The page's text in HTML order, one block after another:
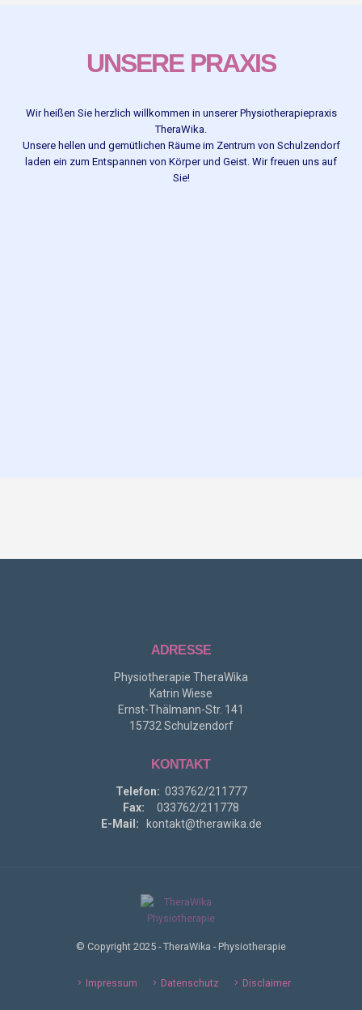
UNSERE PRAXIS
Wir heißen Sie herzlich willkommen in unserer Physiotherapiepraxis
TheraWika.
Unsere hellen und gemütlichen Räume im Zentrum von Schulzendorf
laden ein zum Entspannen von Körper und Geist. Wir freuen uns auf
Sie!
ADRESSE
Physiotherapie TheraWika
Katrin Wiese
Ernst-Thälmann-Str. 141
15732 Schulzendorf
KONTAKT
Telefon: 033762/211777
Fax: 033762/211778
E-Mail:
kontakt@therawika.de
© Copyright 2025 - TheraWika - Physiotherapie
Impressum Datenschutz Disclaimer